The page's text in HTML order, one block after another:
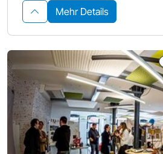
Mehr Details